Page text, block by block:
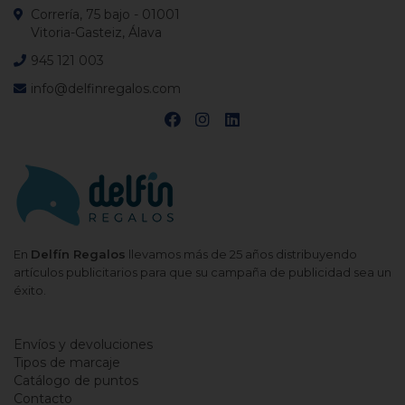
En Delfín Regalos llevamos más de 25 años distribuyendo
artículos publicitarios para que su campaña de publicidad sea un
éxito.
Correría, 75 bajo - 01001
Vitoria-Gasteiz, Álava
945 121 003
info@delfinregalos.com
Envíos y devoluciones
Tipos de marcaje
Catálogo de puntos
Contacto